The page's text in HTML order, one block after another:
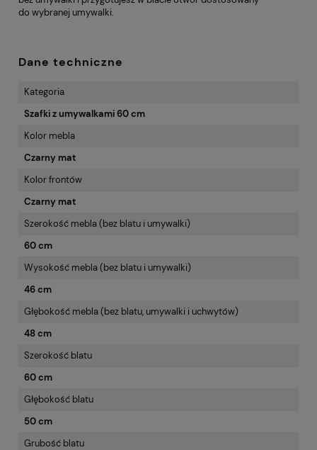
do wybranej umywalki.
Dane techniczne
Kategoria
Szafki z umywalkami 60 cm
Kolor mebla
Czarny mat
Kolor frontów
Czarny mat
Szerokość mebla (bez blatu i umywalki)
60 cm
Wysokość mebla (bez blatu i umywalki)
46 cm
Głębokość mebla (bez blatu, umywalki i uchwytów)
48 cm
Szerokość blatu
60 cm
Głębokość blatu
50 cm
Grubość blatu